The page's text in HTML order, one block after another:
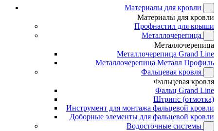
Материалы для кровли
Материалы для кровли
Профнастил для крыши
Металлочерепица
Металлочерепица
Металлочерепица Grand Line
Металлочерепица Металл Профиль
Фальцевая кровля
Фальцевая кровля
Фальц Grand Line
Штрипс (отмотка)
Инструмент для монтажа фальцевой кровли
Доборные элементы для фальцевой кровли
Водосточные системы